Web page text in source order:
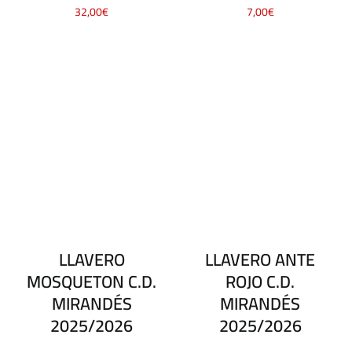
32,00€ 7,00€
LLAVERO
MOSQUETON C.D.
MIRANDÉS
2025/2026
LLAVERO ANTE
ROJO C.D.
MIRANDÉS
2025/2026